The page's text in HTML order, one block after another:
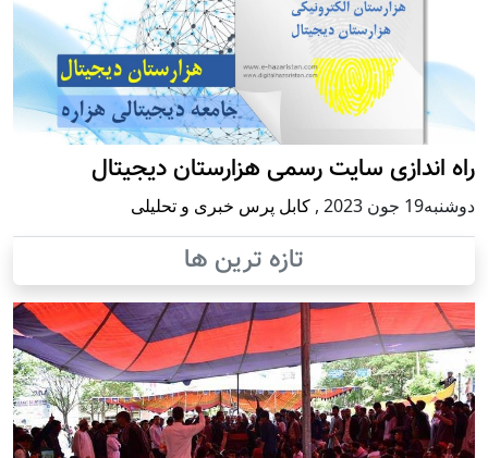
راه اندازی سایت رسمی هزارستان دیجیتال
دوشنبه19 جون 2023 , کابل پرس خبری و تحلیلی
تازه ترین ها